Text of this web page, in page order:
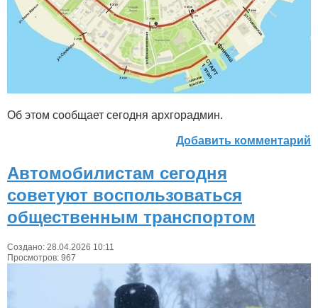
Об этом сообщает сегодня архгорадмин.
Добавить комментарий
Автомобилистам сегодня
советуют воспользоваться
общественным транспортом
Создано: 28.04.2026 10:11
Просмотров: 967